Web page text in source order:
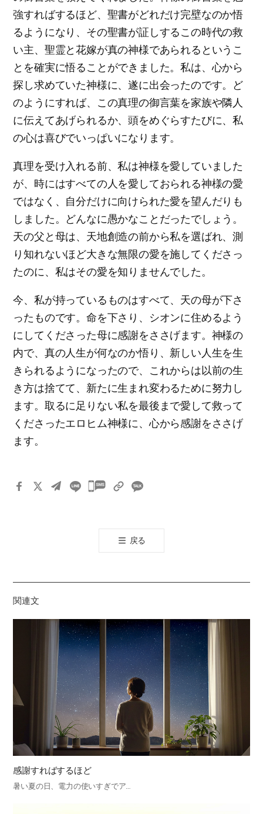
強すればするほど、聖書がどれだけ完壁なのか悟
るようになり、その聖書が証しするこの時代の救
い主、聖霊と花嫁が真の神様であられるというこ
とを確実に悟ることができました。私は、心から
探し求めていた神様に、遂に出会ったのです。ど
のようにすれば、この真理の御言葉を家族や隣人
に伝えてあげられるか、頭をめぐらすたびに、私
の心は喜びでいっぱいになります。
真理を受け入れる前、私は神様を愛していました
が、時にはすべての人を愛しておられる神様の愛
ではなく、自分だけに向けられた愛を望んだりも
しました。どんなに愚かなことだったでしょう。
天の父と母は、天地創造の前から私を選ばれ、測
り知れないほど大きな無限の愛を施してくださっ
たのに、私はその愛を知りませんでした。
今、私が持っているものはすべて、天の母が下さ
ったものです。命を下さり、シオンに住めるよう
にしてくださった母に感謝をささげます。神様の
内で、真の人生が何なのか悟り、新しい人生を生
きられるようになったので、これからは以前の生
き方は捨てて、新たに生まれ変わるために努力し
ます。取るに足りない私を最後まで愛して救って
くださったエロヒム神様に、心から感謝をささげ
ます。
카
톡
공
기
戻る
関連文
感謝すればするほど
暑い夏の日、電力の使いすぎでア…